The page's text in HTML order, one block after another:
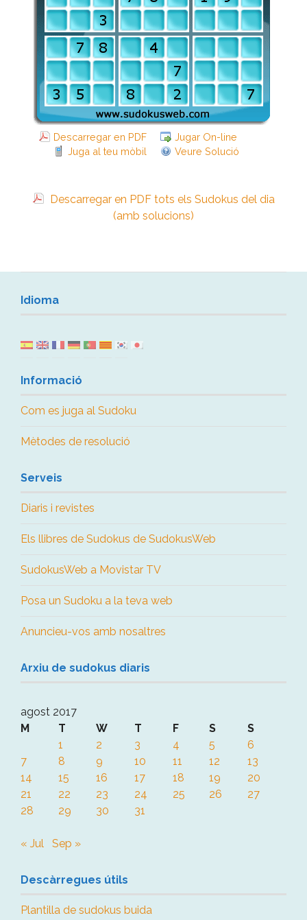
Descarregar en PDF
Jugar On-line
Juga al teu mòbil
Veure Solució
Descarregar en PDF tots els Sudokus del dia
(amb solucions)
Idioma
Informació
Com es juga al Sudoku
Mètodes de resolució
Serveis
Diaris i revistes
Els llibres de Sudokus de SudokusWeb
SudokusWeb a Movistar TV
Posa un Sudoku a la teva web
Anuncieu-vos amb nosaltres
Arxiu de sudokus diaris
agost 2017
M
T W T F S
S
1
2 3 4 5
6
7
8 9 10 11 12
13
14
15 16 17 18 19
20
21
22 23 24 25 26
27
28
29 30 31
« Jul Sep »
Descàrregues útils
Plantilla de sudokus buida